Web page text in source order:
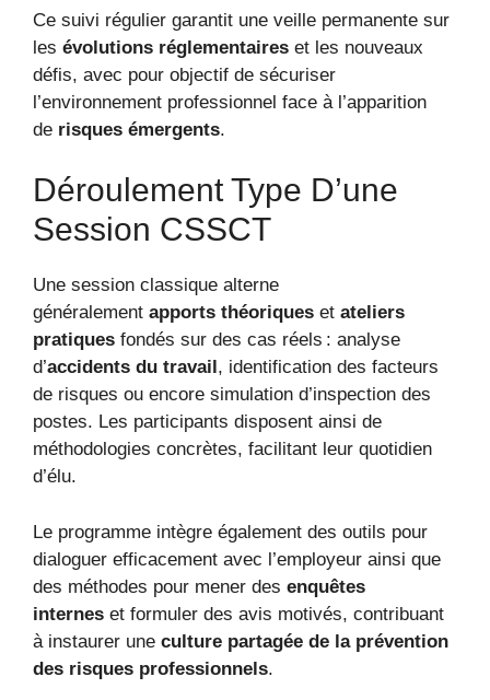
Ce suivi régulier garantit une veille permanente sur
les évolutions réglementaires et les nouveaux
défis, avec pour objectif de sécuriser
l’environnement professionnel face à l’apparition
de risques émergents.
Déroulement Type D’une
Session CSSCT
Une session classique alterne
généralement apports théoriques et ateliers
pratiques fondés sur des cas réels : analyse
d’accidents du travail, identification des facteurs
de risques ou encore simulation d’inspection des
postes. Les participants disposent ainsi de
méthodologies concrètes, facilitant leur quotidien
d’élu.
Le programme intègre également des outils pour
dialoguer efficacement avec l’employeur ainsi que
des méthodes pour mener des enquêtes
internes et formuler des avis motivés, contribuant
à instaurer une culture partagée de la prévention
des risques professionnels.